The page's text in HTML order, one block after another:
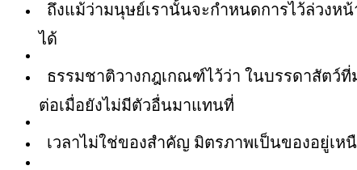
ถึงแม้ว่ามนุษย์เรานั้นจะกำหนดการไว้ล่วงห
ได้
ธรรมชาติวางกฎเกณฑ์ไว้ว่า ในบรรดาสัตว์
ต่อเมื่อยังไม่มีตัวอื่นมาแทนที่
เวลาไม่ใช่ของสำคัญ มิตรภาพเป็นของอยู่เห